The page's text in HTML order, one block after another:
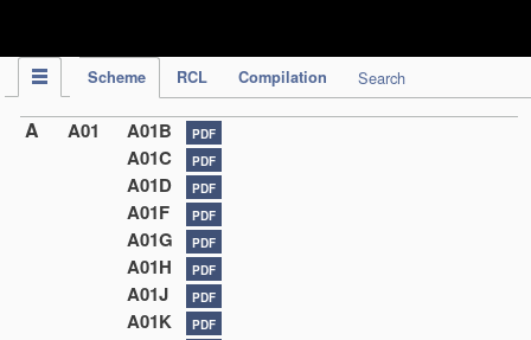
Scheme RCL Compilation Search
A A01 A01B PDF
A01C PDF
A01D PDF
A01F PDF
A01G PDF
A01H PDF
A01J PDF
A01K PDF